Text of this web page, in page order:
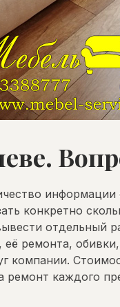
конкретно
отдельный
ремонта,
компании.
каждого